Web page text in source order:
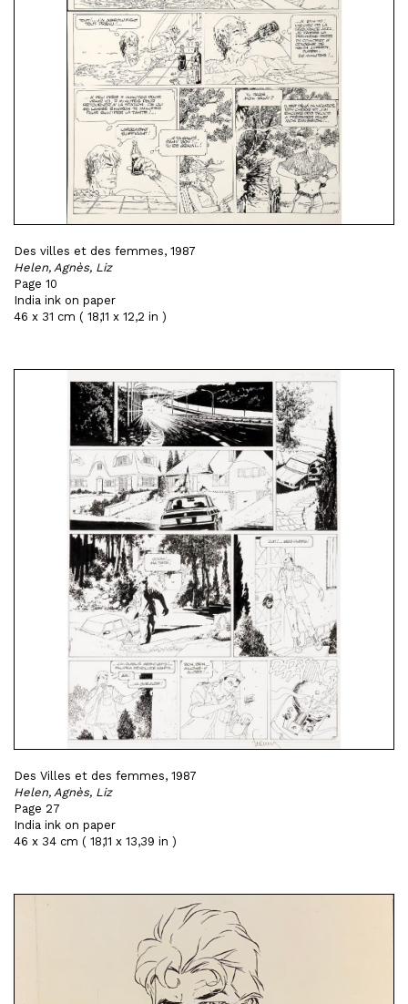
Des villes et des femmes, 1987
Helen, Agnès, Liz
Page 10
India ink on paper
46 x 31 cm ( 18,11 x 12,2 in )
Des Villes et des femmes, 1987
Helen, Agnès, Liz
Page 27
India ink on paper
46 x 34 cm ( 18,11 x 13,39 in )